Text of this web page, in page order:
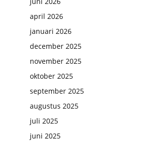
april 2026
januari 2026
december 2025
november 2025
oktober 2025
september 2025
augustus 2025
juli 2025
juni 2025